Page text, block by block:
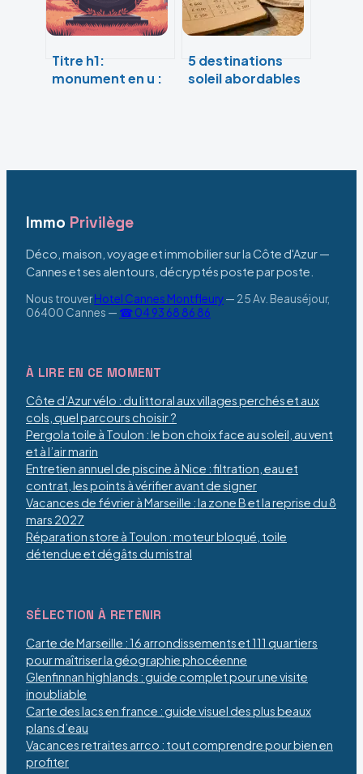
Titre h1:
monument en u :
5 destinations
soleil abordables
Immo Privilège
Déco, maison, voyage et immobilier sur la Côte d'Azur —
Cannes et ses alentours, décryptés poste par poste.
Nous trouverHotel Cannes Montfleury— 25 Av. Beauséjour,
06400 Cannes — ☎ 04 93 68 86 86
À LIRE EN CE MOMENT
Côte d’Azur vélo : du littoral aux villages perchés et aux
cols, quel parcours choisir ?
Pergola toile à Toulon : le bon choix face au soleil, au vent
et à l’air marin
Entretien annuel de piscine à Nice : filtration, eau et
contrat, les points à vérifier avant de signer
Vacances de février à Marseille : la zone B et la reprise du 8
mars 2027
Réparation store à Toulon : moteur bloqué, toile
détendue et dégâts du mistral
SÉLECTION À RETENIR
Carte de Marseille : 16 arrondissements et 111 quartiers
pour maîtriser la géographie phocéenne
Glenfinnan highlands : guide complet pour une visite
inoubliable
Carte des lacs en france : guide visuel des plus beaux
plans d’eau
Vacances retraites arrco : tout comprendre pour bien en
profiter